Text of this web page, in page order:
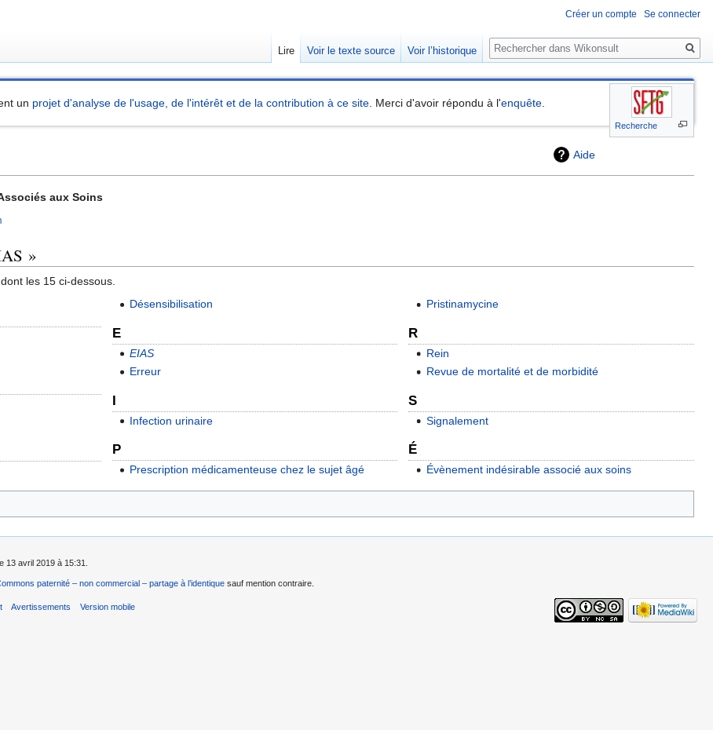
Recherche
un projet d'analyse de l'usage, de l'intérêt et de la contribution à ce site . Merci d'avoir répondu à l'enquête
Aide
aux Soins
»
les 15 ci-dessous.
Désensibilisation
E
EIAS
Erreur
I
Infection urinaire
P
Prescription médicamenteuse chez le sujet âgé
Pristinamycine
R
Rein
Revue de mortalité et de morbidité
S
Signalement
É
Évènement indésirable associé aux soins
Créer un compte Se connecter
Lire Voir le texte source Voir l’historique
Rechercher
13 avril 2019 à 15:31.
paternité – non commercial – partage à l’identique sauf mention contraire.
Avertissements Version mobile